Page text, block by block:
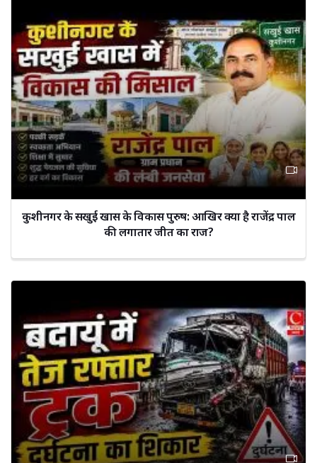
कुशीनगर के सखुई खास के विकास पुरुष: आखिर क्या है राजेंद्र पाल
की लगातार जीत का राज?